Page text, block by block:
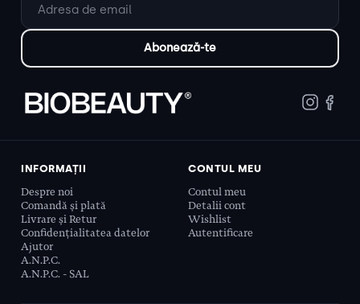
INFORMAȚII
Despre noi
Comandă și plată
Livrare și Retur
Confidențialitatea datelor
Ajutor
A.N.P.C.
A.N.P.C. - SAL
CONTUL MEU
Contul meu
Detalii cont
Wishlist
Autentificare